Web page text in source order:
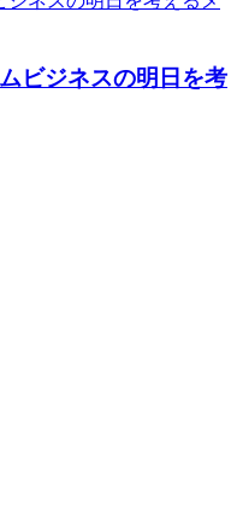
ビジネスの明日を考